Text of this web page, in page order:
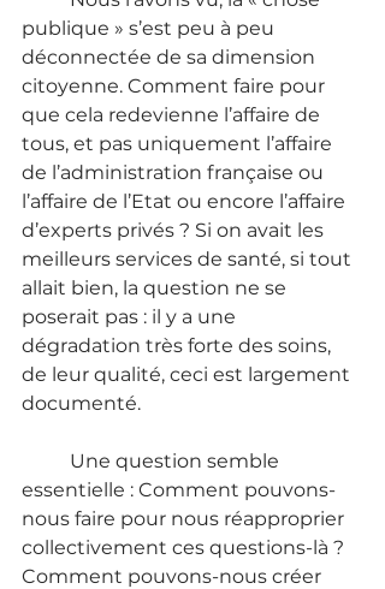
publique » s’est peu à peu
déconnectée de sa dimension
citoyenne. Comment faire pour
que cela redevienne l’affaire de
tous, et pas uniquement l’affaire
de l’administration française ou
l’affaire de l’Etat ou encore l’affaire
d’experts privés ? Si on avait les
meilleurs services de santé, si tout
allait bien, la question ne se
poserait pas : il y a une
dégradation très forte des soins,
de leur qualité, ceci est largement
documenté.
essentielle : Comment pouvons-
nous faire pour nous réapproprier
collectivement ces questions-là ?
Comment pouvons-nous créer